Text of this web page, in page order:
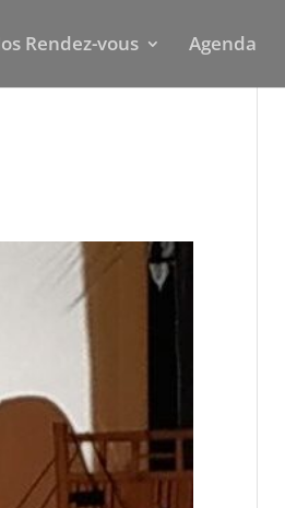
Rendez-vous Agenda